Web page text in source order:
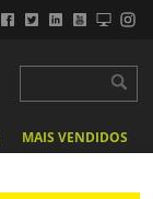
MAIS VENDIDOS